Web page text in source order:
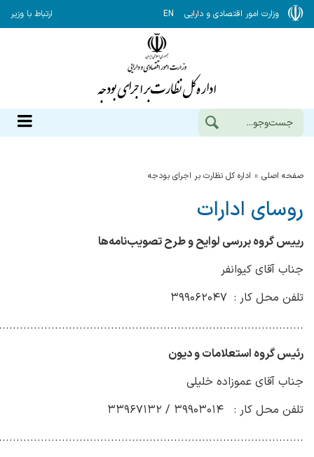
وزارت امور اقتصادی و دارایی EN ارتباط با وزیر
صفحه اصلی اداره كل نظارت بر اجراي بودجه
روسای ادارات
رییس گروه بررسی لوایح و طرح تصویب‌نامه‌ها
جناب آقای کیوانفر
تلفن محل کار : ۳۹۹۰۶۲۰۴۷
رئیس گروه استعلامات و دیون
جناب آقای عموزاده خلیلی
تلفن محل کار : ۳۹۹۰۳۰۱۴ / ۳۳۹۶۷۱۳۲